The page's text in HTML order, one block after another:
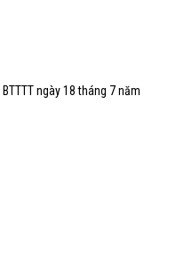
ngày 18 tháng 7 năm